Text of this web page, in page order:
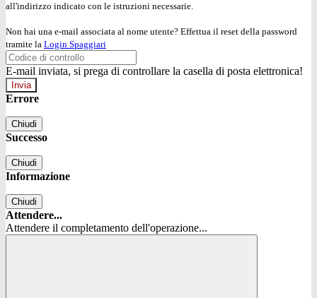
all'indirizzo indicato con le istruzioni necessarie.
Non hai una e-mail associata al nome utente? Effettua il reset della password
tramite la Login Spaggiari
E-mail inviata, si prega di controllare la casella di posta elettronica!
Errore
Chiudi
Successo
Chiudi
Informazione
Chiudi
Attendere...
Attendere il completamento dell'operazione...